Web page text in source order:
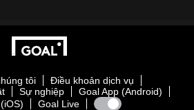
tôi
Điều khoản dịch vụ
Sự nghiệp
Goal App (Android)
Goal Live